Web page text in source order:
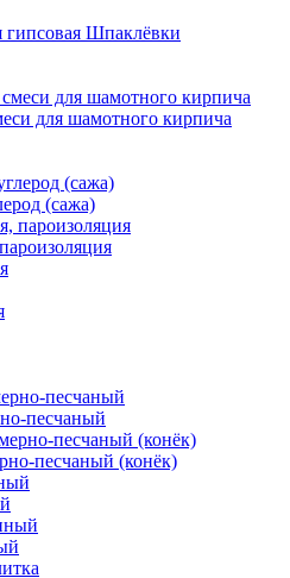
Шпаклёвки
для шамотного кирпича
(сажа)
песчаный
песчаный (конёк)